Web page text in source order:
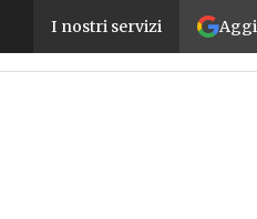
I nostri servizi
Come funzionano le